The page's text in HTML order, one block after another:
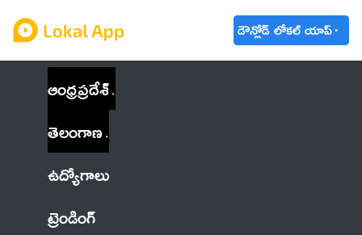
డౌన్లోడ్ లోకల్ యాప్
ఆంధ్రప్రదేశ్
తెలంగాణ
ఉద్యోగాలు
ట్రెండింగ్